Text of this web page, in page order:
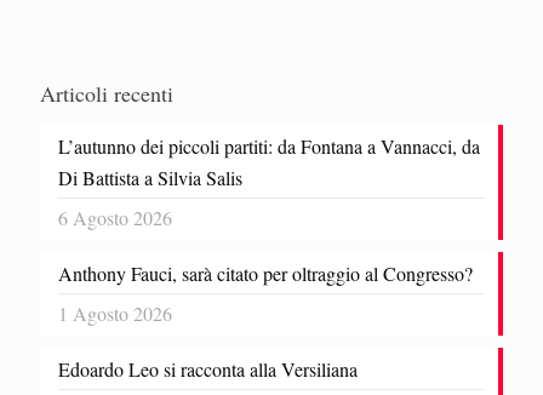
Articoli recenti
L’autunno dei piccoli partiti: da Fontana a Vannacci, da
Di Battista a Silvia Salis
6 Agosto 2026
Anthony Fauci, sarà citato per oltraggio al Congresso?
1 Agosto 2026
Edoardo Leo si racconta alla Versiliana